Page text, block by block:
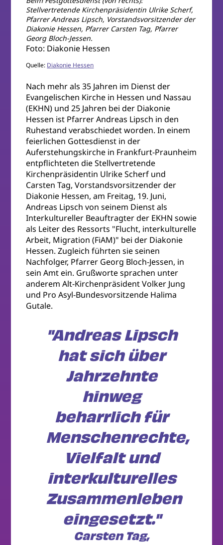
Stellvertretende Kirchenpräsidentin Ulrike Scherf,
Pfarrer Andreas Lipsch, Vorstandsvorsitzender der
Diakonie Hessen, Pfarrer Carsten Tag, Pfarrer
Georg Bloch-Jessen.
Foto: Diakonie Hessen
Quelle: Diakonie Hessen
Nach mehr als 35 Jahren im Dienst der
Evangelischen Kirche in Hessen und Nassau
(EKHN) und 25 Jahren bei der Diakonie
Hessen ist Pfarrer Andreas Lipsch in den
Ruhestand verabschiedet worden. In einem
feierlichen Gottesdienst in der
Auferstehungskirche in Frankfurt-Praunheim
entpflichteten die Stellvertretende
Kirchenpräsidentin Ulrike Scherf und
Carsten Tag, Vorstandsvorsitzender der
Diakonie Hessen, am Freitag, 19. Juni,
Andreas Lipsch von seinem Dienst als
Interkultureller Beauftragter der EKHN sowie
als Leiter des Ressorts "Flucht, interkulturelle
Arbeit, Migration (FiAM)" bei der Diakonie
Hessen. Zugleich führten sie seinen
Nachfolger, Pfarrer Georg Bloch-Jessen, in
sein Amt ein. Grußworte sprachen unter
anderem Alt-Kirchenpräsident Volker Jung
und Pro Asyl-Bundesvorsitzende Halima
Gutale.
"Andreas Lipsch
hat sich über
Jahrzehnte
hinweg
beharrlich für
Menschenrechte,
Vielfalt und
interkulturelles
Zusammenleben
eingesetzt."
Carsten Tag,